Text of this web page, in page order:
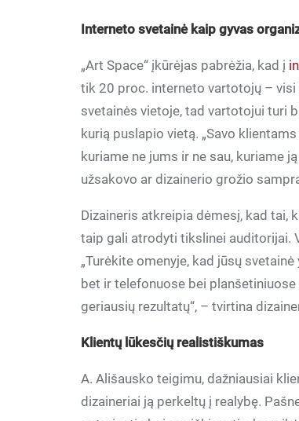
Interneto svetainė kaip gyvas
„Art Space“ įkūrėjas pabrėžia, kad į
tik 20 proc. interneto vartotojų – visi
svetainės vietoje, tad vartotojui turi
kurią puslapio vietą. „Savo
kuriame ne jums ir ne sau, kuriame
užsakovo ar dizainerio grožio
Dizaineris atkreipia dėmesį, kad tai,
taip gali atrodyti tikslinei auditorijai.
„Turėkite omenyje, kad jūsų
bet ir telefonuose bei
geriausių rezultatų“, – tvirtina
Klientų lūkesčių realistiškumas
A. Ališausko teigimu, dažniausiai
dizaineriai ją perkeltų į realybę.